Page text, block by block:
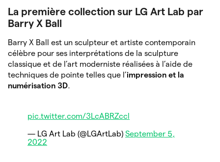
La première collection sur LG Art Lab par
Barry X Ball
Barry X Ball est un sculpteur et artiste contemporain
célèbre pour ses interprétations de la sculpture
classique et de l’art moderniste réalisées à l’aide de
techniques de pointe telles que l’impression et la
numérisation 3D.
pic.twitter.com/3LcABRZccl
— LG Art Lab (@LGArtLab) September 5,
2022